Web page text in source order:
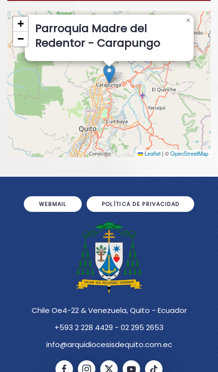
Parroquia Madre del
Redentor - Carapungo
×
+
−
Leaflet | ©OpenStreetMap
WEBMAIL POLÍTICA DE PRIVACIDAD
Chile Oe4-22 & Venezuela, Quito - Ecuador
+593 2 228 4429 - 02 295 2653
info@arquidiocesisdequito.com.ec